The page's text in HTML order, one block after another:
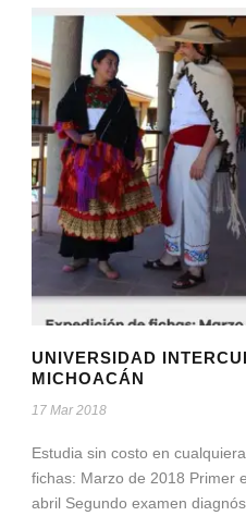
UNIVERSIDAD
MICHOACÁN
17 Mar 2018
Estudia sin costo en
fichas: Marzo de 2018 Primer
abril Segundo examen